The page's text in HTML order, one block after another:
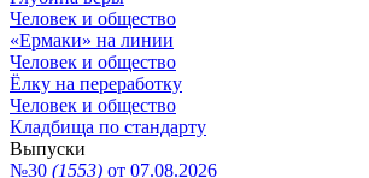
Человек и общество
«Ермаки» на линии
Человек и общество
Ёлку на переработку
Человек и общество
Кладбища по стандарту
Выпуски
№30 (1553) от 07.08.2026